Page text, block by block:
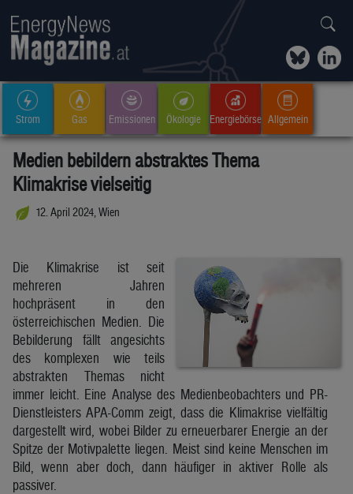
Strom Gas Emissionen Ökologie Energiebörse Allgemein
Medien bebildern abstraktes Thema
Klimakrise vielseitig
12. April 2024, Wien
Die Klimakrise ist seit
mehreren Jahren
hochpräsent in den
österreichischen Medien. Die
Bebilderung fällt angesichts
des komplexen wie teils
abstrakten Themas nicht
immer leicht. Eine Analyse des Medienbeobachters und PR-
Dienstleisters APA-Comm zeigt, dass die Klimakrise vielfältig
dargestellt wird, wobei Bilder zu erneuerbarer Energie an der
Spitze der Motivpalette liegen. Meist sind keine Menschen im
Bild, wenn aber doch, dann häufiger in aktiver Rolle als
passiver.